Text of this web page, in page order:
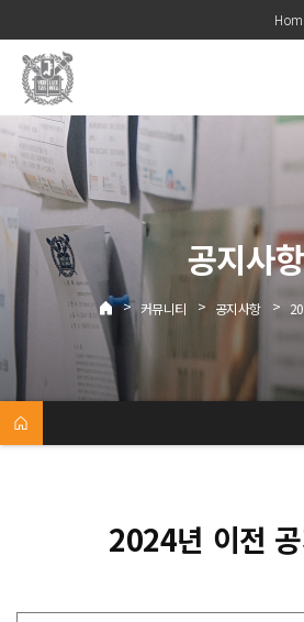
메뉴
공지사항
> 커뮤니티 > 공지사항 >
2024년 이전